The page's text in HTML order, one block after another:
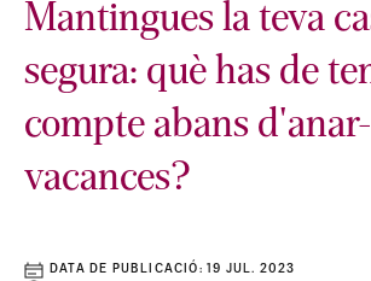
Mantingues la teva
segura: què has de
compte abans
vacances?
DATA DE PUBLICACIÓ: 19 JUL. 2023